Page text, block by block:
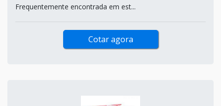
Frequentemente encontrada em est...
Cotar agora